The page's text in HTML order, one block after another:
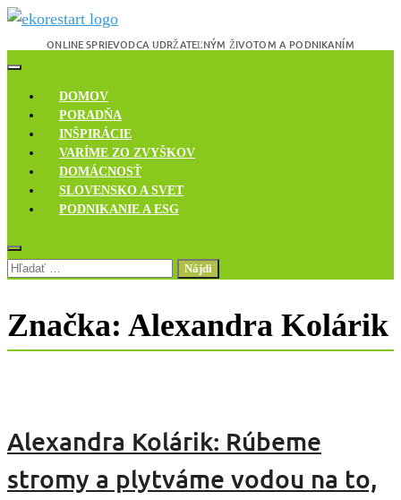
Skip
content
Ekoreštart
Novinky, rozhovory a inšpirácie
DOMOV
PORADŇA
INŠPIRÁCIE
VARÍME ZO ZVYŠKOV
DOMÁCNOSŤ
SLOVENSKO A SVET
PODNIKANIE A ESG
Hľadať:
Značka: Alexandra Kolárik
Alexandra Kolárik: Rúbeme
stromy a plytváme vodou na to,